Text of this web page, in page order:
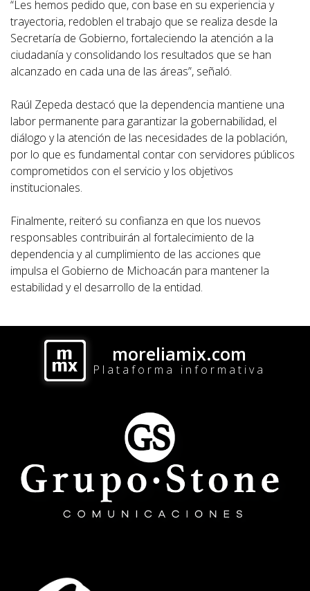
“Les hemos pedido que, con base en su experiencia y
trayectoria, redoblen el trabajo que se realiza desde la
Secretaría de Gobierno, fortaleciendo la atención a la
ciudadanía y consolidando los resultados que se han
alcanzado en cada una de las áreas”, señaló.
Raúl Zepeda destacó que la dependencia mantiene una
labor permanente para garantizar la gobernabilidad, el
diálogo y la atención de las necesidades de la población,
por lo que es fundamental contar con servidores públicos
comprometidos con el servicio y los objetivos
institucionales.
Finalmente, reiteró su confianza en que los nuevos
responsables contribuirán al fortalecimiento de la
dependencia y al cumplimiento de las acciones que
impulsa el Gobierno de Michoacán para mantener la
estabilidad y el desarrollo de la entidad.
moreliamix.com
Plataforma informativa